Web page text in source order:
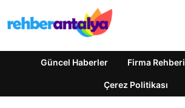
Güncel Haberler Firma Rehberi
Çerez Politikası